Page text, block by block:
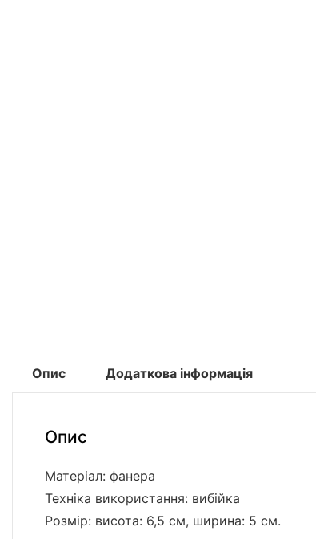
Опис Додаткова інформація
Опис
Матеріал: фанера
Техніка використання: вибійка
Розмір: висота: 6,5 см, ширина: 5 см.